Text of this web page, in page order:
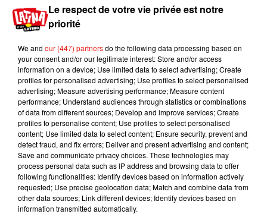
En Pologne, un liquide confisqué dans le cadre
d'une enquête sur un trafic de faux vaccins s'est
avéré être en réalité un produit cosmétique
probablement une crème antirides, a indiqué le
laboratoire Pfizer surpris par pareille contrefaçon.
« Nous sommes conscients que dans le climat
actuel, favorisé par la facilité et la commodité du
commerce électronique et l'anonymat accordés
par internet, il va y avoir une augmentation de la
fraude, de la contrefaçon et d'autres activités
illégales en relation aux vaccins et traitements du
covid-19 »a déclaré un porte-parole de Pfizer sur
la chaîneABC News.
Pfizer a effectué des tests sur les fioles et
constaté qu'elles ne contiennent pas le vaccin
Le respect de votre vie privée est notre
priorité
We and our (447) partnersdo the following data processing based on
your consent and/or our legitimate interest: Store and/or access
information on a device; Use limited data to select advertising; Create
profiles for personalised advertising; Use profiles to select personalised
advertising; Measure advertising performance; Measure content
performance; Understand audiences through statistics or combinations
of data from different sources; Develop and improve services; Create
profiles to personalise content; Use profiles to select personalised
content; Use limited data to select content; Ensure security, prevent and
detect fraud, and fix errors; Deliver and present advertising and content;
Save and communicate privacy choices. These technologies may
process personal data such as IP address and browsing data to offer
following functionalities: Identify devices based on information actively
requested; Use precise geolocation data; Match and combine data from
other data sources; Link different devices; Identify devices based on
information transmitted automatically.